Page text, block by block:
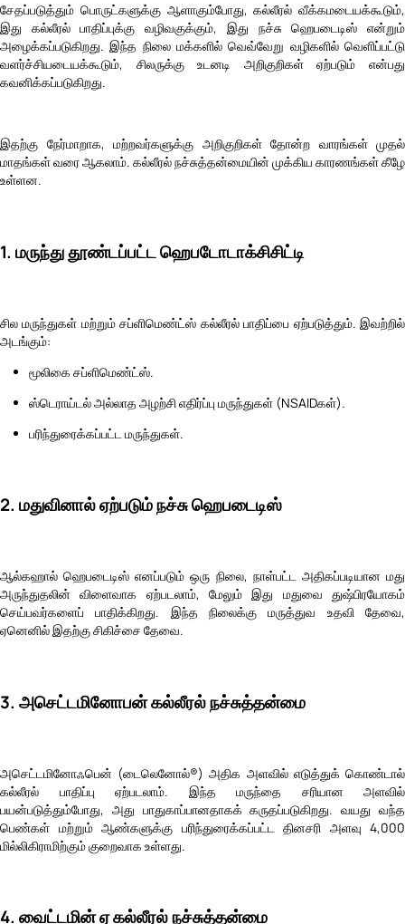
சேதப்படுத்தும் பொருட்களுக்கு ஆளாகும்போது, கல்லீரல் வீக்கமடையக்கூடும்,
இது கல்லீரல் பாதிப்புக்கு வழிவகுக்கும், இது நச்சு ஹெபடைடிஸ் என்றும்
அழைக்கப்படுகிறது. இந்த நிலை மக்களில் வெவ்வேறு வழிகளில் வெளிப்பட்டு
வளர்ச்சியடையக்கூடும், சிலருக்கு உடனடி அறிகுறிகள் ஏற்படும் என்பது
கவனிக்கப்படுகிறது.
இதற்கு நேர்மாறாக, மற்றவர்களுக்கு அறிகுறிகள் தோன்ற வாரங்கள் முதல்
மாதங்கள் வரை ஆகலாம். கல்லீரல் நச்சுத்தன்மையின் முக்கிய காரணங்கள் கீழே
உள்ளன.
1. மருந்து தூண்டப்பட்ட ஹெபடோடாக்சிசிட்டி
சில மருந்துகள் மற்றும் சப்ளிமெண்ட்ஸ் கல்லீரல் பாதிப்பை ஏற்படுத்தும். இவற்றில்
அடங்கும்:
மூலிகை சப்ளிமெண்ட்ஸ்.
ஸ்டெராய்டல் அல்லாத அழற்சி எதிர்ப்பு மருந்துகள் (NSAIDகள்).
பரிந்துரைக்கப்பட்ட மருந்துகள்.
2. மதுவினால் ஏற்படும் நச்சு ஹெபடைடிஸ்
ஆல்கஹால் ஹெபடைடிஸ் எனப்படும் ஒரு நிலை, நாள்பட்ட அதிகப்படியான மது
அருந்துதலின் விளைவாக ஏற்படலாம், மேலும் இது மதுவை துஷ்பிரயோகம்
செய்பவர்களைப் பாதிக்கிறது. இந்த நிலைக்கு மருத்துவ உதவி தேவை,
ஏனெனில் இதற்கு சிகிச்சை தேவை.
3. அசெட்டமினோபன் கல்லீரல் நச்சுத்தன்மை
அசெட்டமினோஃபென் (டைலெனோல்®) அதிக அளவில் எடுத்துக் கொண்டால்
கல்லீரல் பாதிப்பு ஏற்படலாம். இந்த மருந்தை சரியான அளவில்
பயன்படுத்தும்போது, அது பாதுகாப்பானதாகக் கருதப்படுகிறது. வயது வந்த
பெண்கள் மற்றும் ஆண்களுக்கு பரிந்துரைக்கப்பட்ட தினசரி அளவு 4,000
மில்லிகிராமிற்கும் குறைவாக உள்ளது.
4. வைட்டமின் ஏ கல்லீரல் நச்சுத்தன்மை